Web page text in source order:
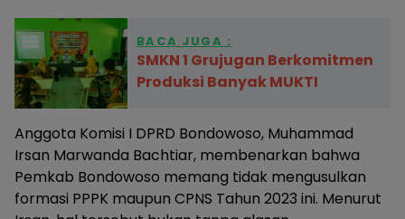
BACA JUGA :
SMKN 1 Grujugan Berkomitmen
Produksi Banyak MUKTI
Anggota Komisi I DPRD Bondowoso, Muhammad
Irsan Marwanda Bachtiar, membenarkan bahwa
Pemkab Bondowoso memang tidak mengusulkan
formasi PPPK maupun CPNS Tahun 2023 ini. Menurut